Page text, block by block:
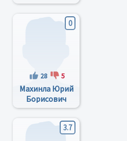
0
28 5
Махинла Юрий
Борисович
3.7